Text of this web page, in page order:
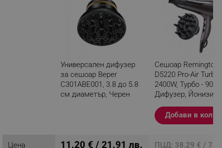
Универсален дифузер
за сешоар Beper
C301ABE001, 3.8 до 5.8
см диаметър, Черен
Сешоар Remington
D5220 Pro-Air Turbo,
2400W, Турбо - 90
Дифузер,
Добави в
Цена 11.20 € / 21.91 лв. ПЦД: 38.29 € /